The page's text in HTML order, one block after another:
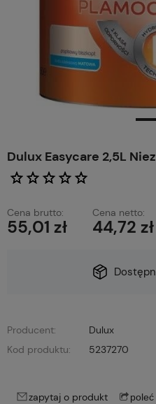
Dulux Easycare 2,5L
Cena brutto:
55,01 zł
Cena netto:
44,72 zł
Producent:
Dulux
Kod produktu:
5237270
zapytaj o produkt